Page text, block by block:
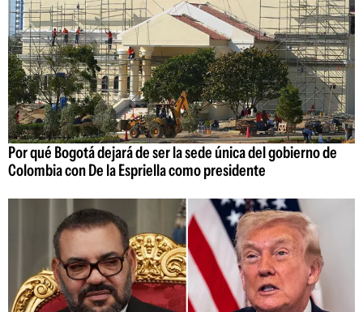
Por qué Bogotá dejará de ser la sede única del gobierno de
Colombia con De la Espriella como presidente